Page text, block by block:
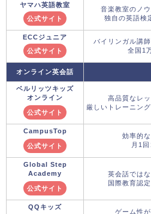
ヤマハ英語教室
公式サイト
音楽教室のノ
独自の英語検
ECCジュニア
公式サイト
バイリンガル講
全国1
オンライン英会話
ベルリッツキッズ
オンライン
公式サイト
高品質なレ
厳しいトレーニン
CampusTop
公式サイト
効率的
月1
Global Step
Academy
公式サイト
英会話では
国際教育認
QQキッズ
ゲーム性